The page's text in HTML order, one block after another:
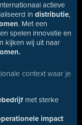
actieve
in distributie,
. Met een
spelen innovatie en
kijken wij uit naar
context waar je
met sterke
impact